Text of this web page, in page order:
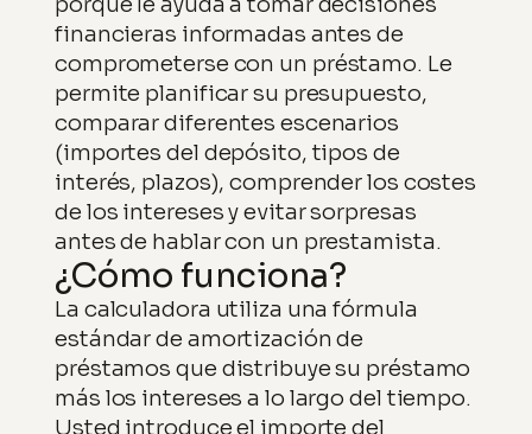
financieras informadas antes de
comprometerse con un préstamo. Le
permite planificar su presupuesto,
comparar diferentes escenarios
(importes del depósito, tipos de
interés, plazos), comprender los costes
de los intereses y evitar sorpresas
antes de hablar con un prestamista.
¿Cómo funciona?
La calculadora utiliza una fórmula
estándar de amortización de
préstamos que distribuye su préstamo
más los intereses a lo largo del tiempo.
Usted introduce el importe del